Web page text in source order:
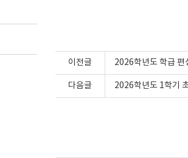
이전글 2026학년도 학급 편
다음글 2026학년도 1학기